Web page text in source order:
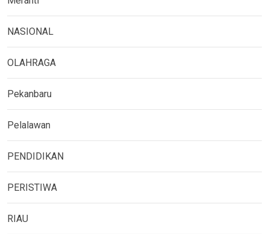
NASIONAL
OLAHRAGA
Pekanbaru
Pelalawan
PENDIDIKAN
PERISTIWA
RIAU